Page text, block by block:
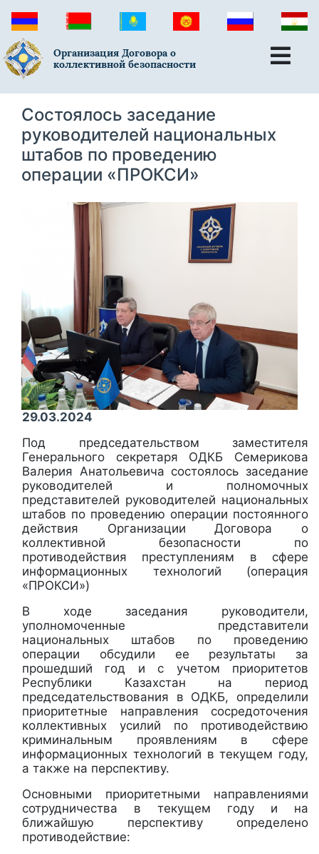
Организация Договора о
коллективной безопасности
Состоялось заседание
руководителей национальных
штабов по проведению
операции «ПРОКСИ»
29.03.2024
Под председательством заместителя
Генерального секретаря ОДКБ Семерикова
Валерия Анатольевича состоялось заседание
руководителей и полномочных
представителей руководителей национальных
штабов по проведению операции постоянного
действия Организации Договора о
коллективной безопасности по
противодействия преступлениям в сфере
информационных технологий (операция
«ПРОКСИ»)
В ходе заседания руководители,
уполномоченные представители
национальных штабов по проведению
операции обсудили ее результаты за
прошедший год и с учетом приоритетов
Республики Казахстан на период
председательствования в ОДКБ, определили
приоритетные направления сосредоточения
коллективных усилий по противодействию
криминальным проявлениям в сфере
информационных технологий в текущем году,
а также на перспективу.
Основными приоритетными направлениями
сотрудничества в текущем году и на
ближайшую перспективу определено
противодействие: